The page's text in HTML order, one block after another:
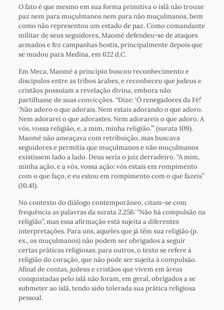
O fato é que mesmo em sua forma primitiva o islã não trouxe
paz nem para muçulmanos nem para não muçulmanos, bem
como não representou um estado de paz. Como comandante
militar de seus seguidores, Maomé defendeu-se de ataques
armados e fez campanhas hostis, principalmente depois que
se mudou para Medina, em 622 d.C.
Em Meca, Maomé a princípio buscou reconhecimento e
discípulos entre as tribos árabes, e reconheceu que judeus e
cristãos possuíam a revelação divina, embora não
partilhasse de suas convicções. “Dize: ‘Ó renegadores da Fé!’
‘Não adoro o que adorais. Nem estais adorando o que adoro.
Nem adorarei o que adorastes. Nem adorareis o que adoro. A
vós, vossa religião, e, a mim, minha religião.’” (surata 109).
Maomé não ameaçava com retribuição, mas buscava
seguidores e permitia que muçulmanos e não muçulmanos
existissem lado a lado. Deus seria o juiz derradeiro. “A mim,
minha ação, e a vós, vossa ação: vós estais em rompimento
com o que faço, e eu estou em rompimento com o que fazeis”
(10.41).
No contexto do diálogo contemporâneo, citam-se com
frequência as palavras da surata 2.256: “Não há compulsão na
religião”, mas essa afirmação está sujeita a diferentes
interpretações. Para uns, aqueles que já têm sua religião (p.
ex., os muçulmanos) não podem ser obrigados a seguir
certas práticas religiosas; para outros, o texto se refere à
religião do coração, que não pode ser sujeita à compulsão.
Afinal de contas, judeus e cristãos que vivem em áreas
conquistadas pelo islã não foram, em geral, obrigados a se
submeter ao islã, tendo sido tolerada sua prática religiosa
pessoal.